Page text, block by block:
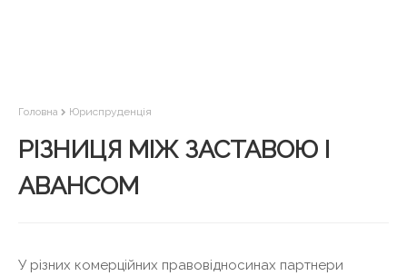
Головна Юриспруденція
РІЗНИЦЯ МІЖ ЗАСТАВОЮ І
АВАНСОМ
У різних комерційних правовідносинах партнери